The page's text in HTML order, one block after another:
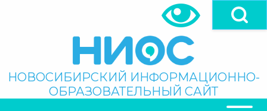
Поиск
НОВОСИБИРСКИЙ ИНФОРМАЦИОННО-
ОБРАЗОВАТЕЛЬНЫЙ САЙТ